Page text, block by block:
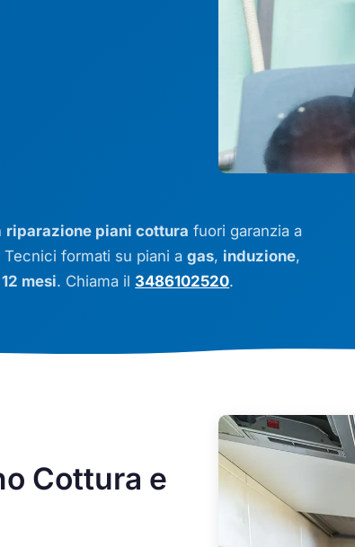
riparazione piani cottura fuori garanzia a
Tecnici formati su piani agas, induzione,
mesi. Chiama il 3486102520.
Cottura e